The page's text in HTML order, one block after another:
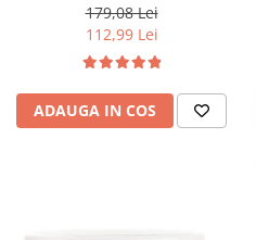
ml
179,08 Lei
112,99 Lei
ADAUGA IN COS